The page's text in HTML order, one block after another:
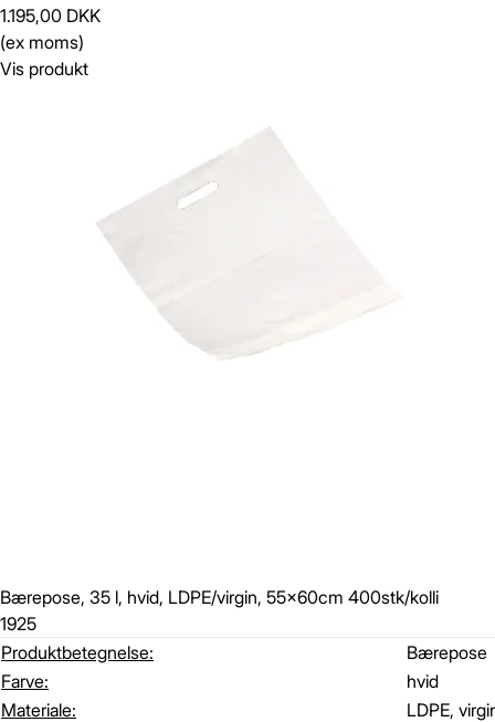
1.195,00 DKK
(ex moms)
Vis produkt
Bærepose, 35 l, hvid, LDPE/virgin, 55x60cm 400stk/kolli
1925
Produktbetegnelse:
Bærepose
Farve:
hvid
Materiale:
LDPE,